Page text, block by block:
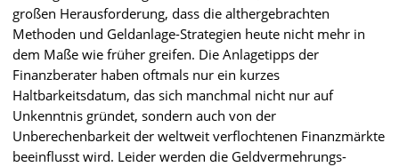
großen Herausforderung, dass die althergebrachten
Methoden und Geldanlage-Strategien heute nicht mehr in
dem Maße wie früher greifen. Die Anlagetipps der
Finanzberater haben oftmals nur ein kurzes
Haltbarkeitsdatum, das sich manchmal nicht nur auf
Unkenntnis gründet, sondern auch von der
Unberechenbarkeit der weltweit verflochtenen Finanzmärkte
beeinflusst wird. Leider werden die Geldvermehrungs-